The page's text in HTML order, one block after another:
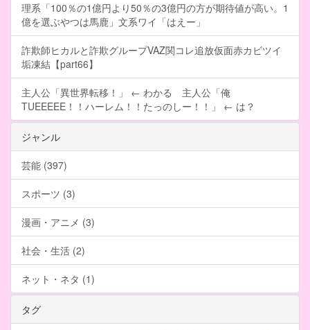
理系「100％の1億円より50％の3億円の方が期待値が高い。1
億を選ぶやつは馬鹿」文系ワイ「はえー」
詐欺師ヒカルと詐欺グループVAZ関コレ追放仮面赤カビツイ
垢凍結【part66】
主人公「異世界転移！」 ← わかる 主人公「俺
TUEEEEE！！ハーレム！！たっのしー！！」 ← は？
ジャンル
芸能 (397)
スポーツ (3)
漫画・アニメ (3)
社会・生活 (2)
ネット・ネタ (1)
タグ